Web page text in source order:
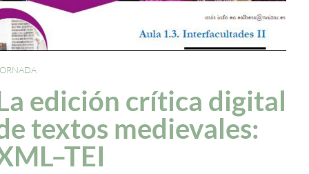
edición crítica digital
textos medievales: